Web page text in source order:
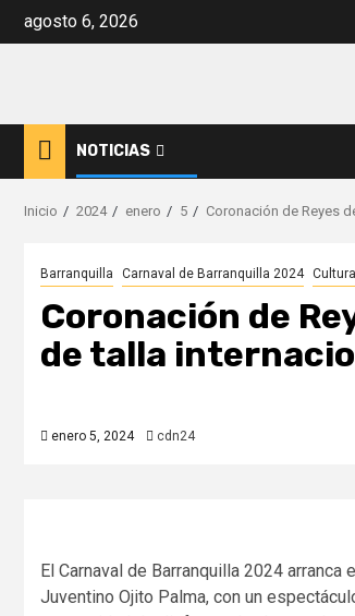
agosto 6, 2026
NOTICIAS
Inicio 2024 enero 5 Coronación de Reyes
Barranquilla Carnaval de Barranquilla 2024 Cultura
Coronación de
de talla
enero 5, 2024 cdn24
El Carnaval de Barranquilla 2024
Juventino Ojito Palma, con un